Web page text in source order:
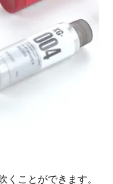
くことができます。